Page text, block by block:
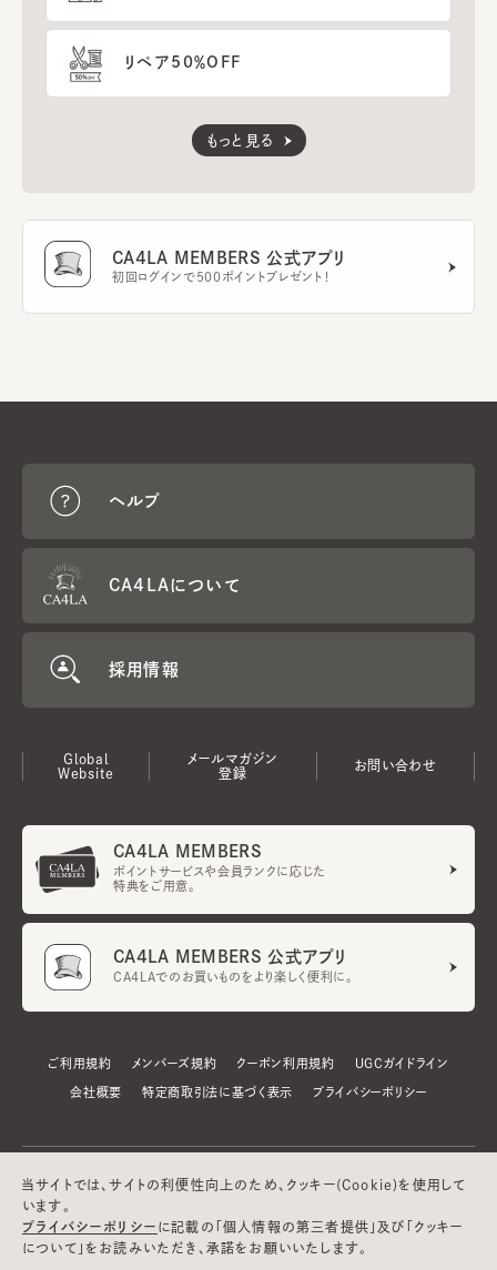
リペア50％OFF
もっと見る
CA4LA MEMBERS 公式アプリ
初回ログインで500ポイントプレゼント！
ヘルプ
CA4LAについて
採用情報
Global
Website
メールマガジン
登録
お問い合わせ
CA4LA MEMBERS
ポイントサービスや会員ランクに応じた
特典をご用意。
CA4LA MEMBERS 公式アプリ
CA4LAでのお買いものをより楽しく便利に。
ご利用規約 メンバーズ規約 クーポン利用規約 UGCガイドライン
会社概要 特定商取引法に基づく表示 プライバシーポリシー
当サイトでは、サイトの利便性向上のため、クッキー(Cookie)を使用して
います。
プライバシーポリシー に記載の「個人情報の第三者提供」及び「クッキー
について」をお読みいただき、承諾をお願いいたします。